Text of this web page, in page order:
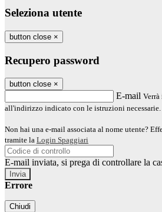
Seleziona utente
button close ×
Recupero password
button close ×
E-mail
all'indirizzo indicato con le istruzioni necessarie.
Non hai una e-mail associata al nome utente?
tramite la Login Spaggiari
E-mail inviata, si prega di controllare la
Errore
Chiudi